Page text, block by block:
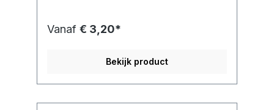
Vanaf € 3,20*
Bekijk product